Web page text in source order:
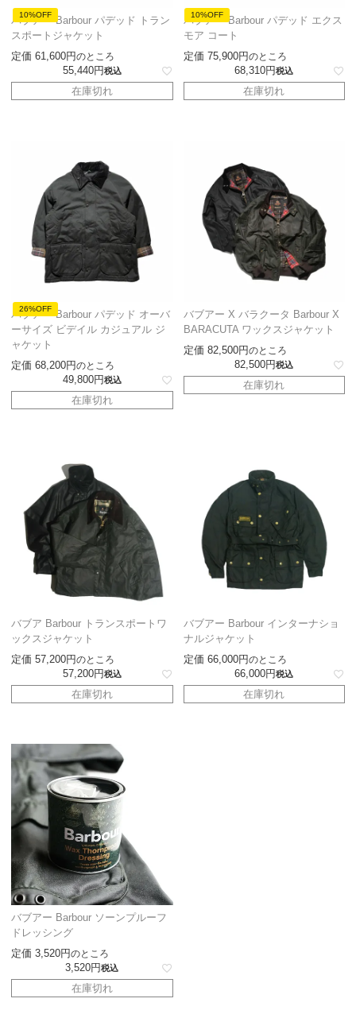
10%OFF
バブアー Barbour パデッド トラン
スポートジャケット
定価 61,600 のところ
55,440 税込
在庫切れ
10%OFF
バブアー Barbour パデッド エクス
モア コート
定価 75,900 のところ
68,310 税込
在庫切れ
26%OFF
バブアー Barbour パデッド オーバ
ーサイズ ビデイル カジュアル ジ
ャケット
定価 68,200 のところ
49,800 税込
在庫切れ
バブアー X バラクータ Barbour X
BARACUTA ワックスジャケット
定価 82,500 のところ
82,500 税込
在庫切れ
バブア Barbour トランスポートワ
ックスジャケット
定価 57,200 のところ
57,200 税込
在庫切れ
バブアー Barbour インターナショ
ナルジャケット
定価 66,000 のところ
66,000 税込
在庫切れ
バブアー Barbour ソーンプルーフ
ドレッシング
定価 3,520 のところ
3,520 税込
在庫切れ